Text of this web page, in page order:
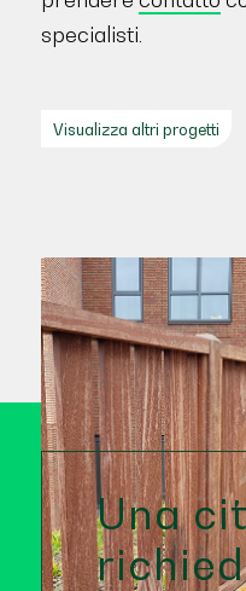
specialisti.
Visualizza altri progetti
Una